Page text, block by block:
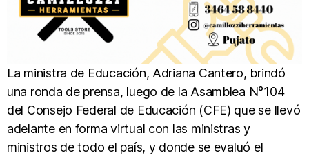
La ministra de Educación, Adriana Cantero, brindó
una ronda de prensa, luego de la Asamblea N°104
del Consejo Federal de Educación (CFE) que se llevó
adelante en forma virtual con las ministras y
ministros de todo el país, y donde se evaluó el